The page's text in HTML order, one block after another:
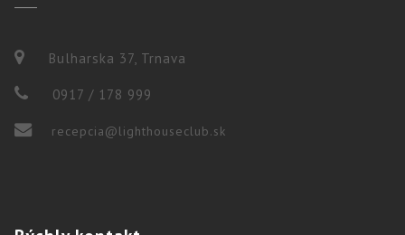
Bulharska 37, Trnava
0917 / 178 999
recepcia@lighthouseclub.sk